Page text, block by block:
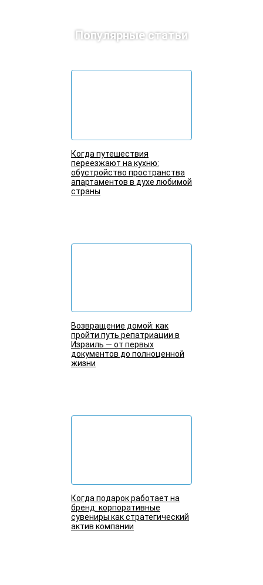
Популярные статьи
Когда путешествия
переезжают на кухню:
обустройство пространства
апартаментов в духе любимой
страны
Возвращение домой: как
пройти путь репатриации в
Израиль — от первых
документов до полноценной
жизни
Когда подарок работает на
бренд: корпоративные
сувениры как стратегический
актив компании